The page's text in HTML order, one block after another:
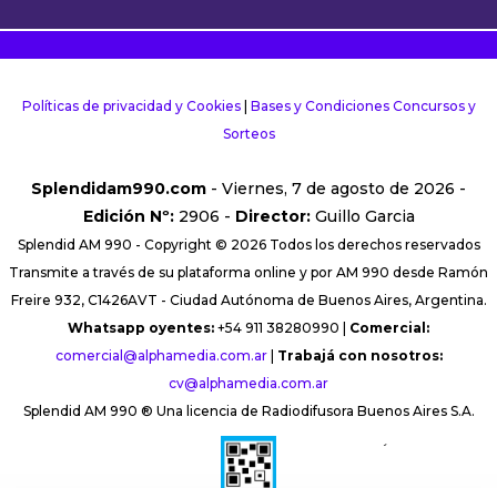
Políticas de privacidad y Cookies| Bases y Condiciones Concursos y
Sorteos
Splendidam990.com - Viernes, 7 de agosto de 2026 -
Edición Nº:2906 - Director:Guillo Garcia
Splendid AM 990 - Copyright © 2026 Todos los derechos reservados
Transmite a través de su plataforma online y por AM 990 desde Ramón
Freire 932, C1426AVT - Ciudad Autónoma de Buenos Aires, Argentina.
Whatsapp oyentes: +54 911 38280990 | Comercial:
comercial@alphamedia.com.ar| Trabajá con nosotros:
cv@alphamedia.com.ar
Splendid AM 990 ® Una licencia de Radiodifusora Buenos Aires S.A.
´